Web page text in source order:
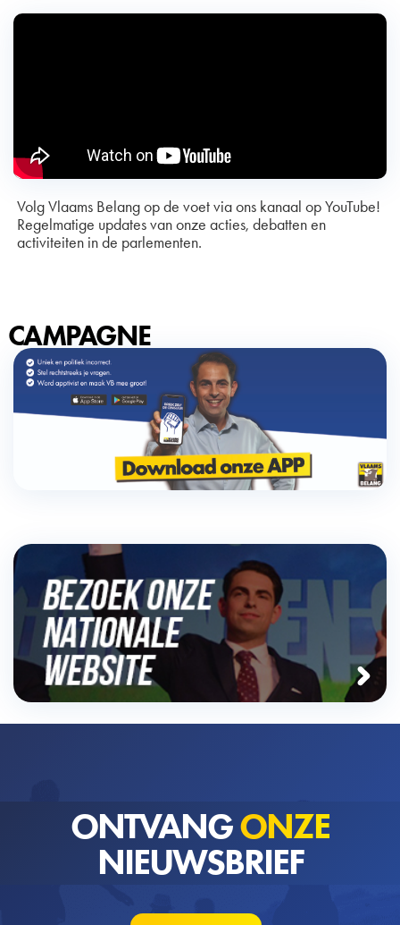
Volg Vlaams Belang op de voet via ons kanaal op YouTube!
Regelmatige updates van onze acties, debatten en
activiteiten in de parlementen.
CAMPAGNE
ONTVANGONZE
NIEUWSBRIEF